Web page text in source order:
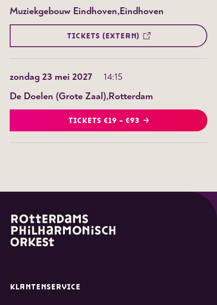
Eindhoven
Muziekgebouw Eindhoven
TICKETS (EXTERN)
zondag 23 mei 2027
14:15
Rotterdam
De Doelen (Grote Zaal)
TICKETS €19 - €93
KLANTENSERVICE